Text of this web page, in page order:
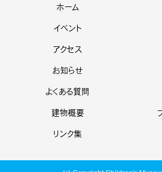
ホーム
イベント
アクセス
お知らせ
よくある質問
建物概要
リンク集